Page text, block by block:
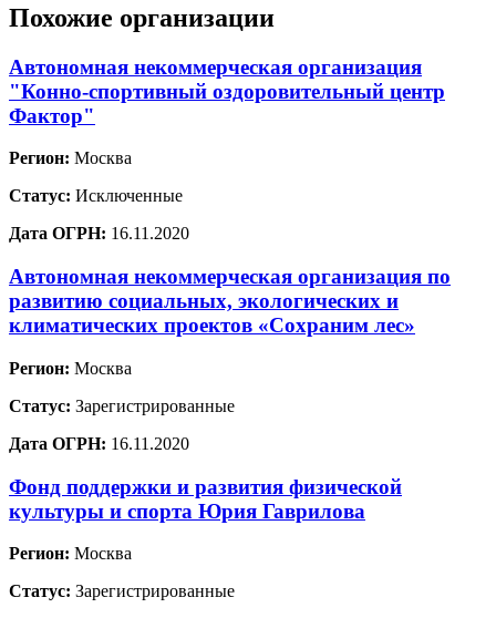
Похожие организации
Автономная некоммерческая организация
"Конно-спортивный оздоровительный центр
Фактор"
Регион: Москва
Статус: Исключенные
Дата ОГРН: 16.11.2020
Автономная некоммерческая организация по
развитию социальных, экологических и
климатических проектов «Сохраним лес»
Регион: Москва
Статус: Зарегистрированные
Дата ОГРН: 16.11.2020
Фонд поддержки и развития физической
культуры и спорта Юрия Гаврилова
Регион: Москва
Статус: Зарегистрированные